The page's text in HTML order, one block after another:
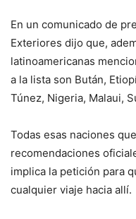
En un comunicado de
Exteriores dijo que,
latinoamericanas
a la lista son Bután,
Túnez, Nigeria, Malaui,
Todas esas naciones
recomendaciones
implica la petición para
cualquier viaje hacia allí.